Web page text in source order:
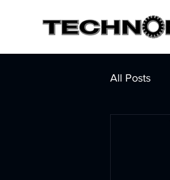
All Posts